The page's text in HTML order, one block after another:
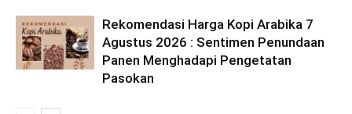
Rekomendasi Harga Kopi Arabika 7
Agustus 2026 : Sentimen Penundaan
Panen Menghadapi Pengetatan
Pasokan